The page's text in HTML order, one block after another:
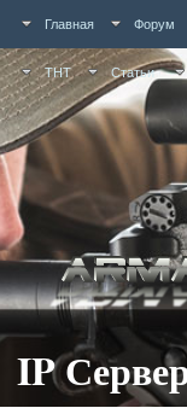
Главная Форум
ТНТ Статьи
IP